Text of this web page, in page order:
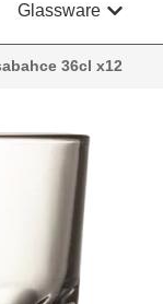
Glassware
36cl x12